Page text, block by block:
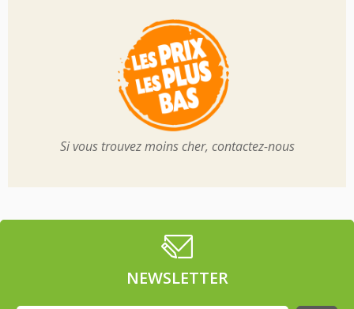
Si vous trouvez moins cher, contactez-nous
NEWSLETTER